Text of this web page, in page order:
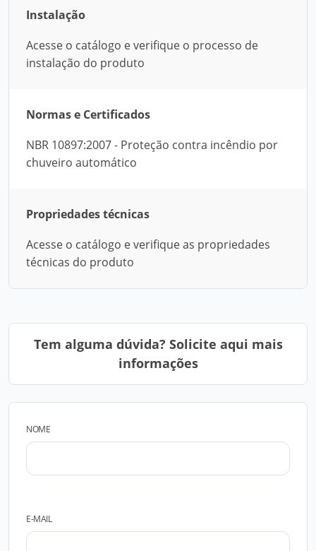
Instalação
Acesse o catálogo e verifique o processo de
instalação do produto
Normas e Certificados
NBR 10897:2007 - Proteção contra incêndio por
chuveiro automático
Propriedades técnicas
Acesse o catálogo e verifique as propriedades
técnicas do produto
Tem alguma dúvida? Solicite aqui mais
informações
NOME
E-MAIL